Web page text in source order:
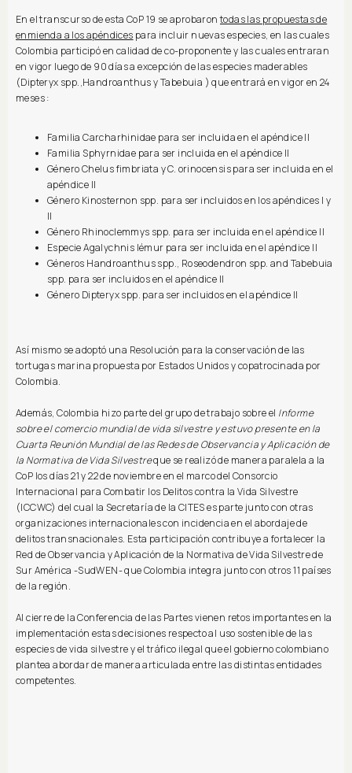
En el transcurso de esta CoP 19 se aprobarontodas las propuestas de
enmienda a los apéndices para incluir nuevas especies, en las cuales
Colombia participó en calidad de co-proponente y las cuales entraran
en vigor luego de 90 días a excepción de las especies maderables
(Dipteryx spp.,Handroanthus y Tabebuia ) que entrará en vigor en 24
meses :
Familia Carcharhinidae para ser incluida en el apéndice II
Familia Sphyrnidae para ser incluida en el apéndice II
Género Chelus fimbriata y C. orinocensis para ser incluida en el
apéndice II
Género Kinosternon spp. para ser incluidos en los apéndices I y
II
Género Rhinoclemmys spp. para ser incluida en el apéndice II
Especie Agalychnis lémur para ser incluida en el apéndice II
Géneros Handroanthus spp., Roseodendron spp. and Tabebuia
spp. para ser incluidos en el apéndice II
Género Dipteryx spp. para ser incluidos en el apéndice II
Así mismo se adoptó una Resolución para la conservación de las
tortugas marina propuesta por Estados Unidos y copatrocinada por
Colombia.
Además, Colombia hizo parte del grupo de trabajo sobre el Informe
sobre el comercio mundial de vida silvestre y estuvo presente en la
Cuarta Reunión Mundial de las Redes de Observancia y Aplicación de
la Normativa de Vida Silvestreque se realizó de manera paralela a la
CoP los días 21 y 22 de noviembre en el marco del Consorcio
Internacional para Combatir los Delitos contra la Vida Silvestre
(ICCWC) del cual la Secretaría de la CITES es parte junto con otras
organizaciones internacionales con incidencia en el abordaje de
delitos transnacionales. Esta participación contribuye a fortalecer la
Red de Observancia y Aplicación de la Normativa de Vida Silvestre de
Sur América -SudWEN- que Colombia integra junto con otros 11 países
de la región.
Al cierre de la Conferencia de las Partes vienen retos importantes en la
implementación estas decisiones respecto al uso sostenible de las
especies de vida silvestre y el tráfico ilegal que el gobierno colombiano
plantea abordar de manera articulada entre las distintas entidades
competentes.